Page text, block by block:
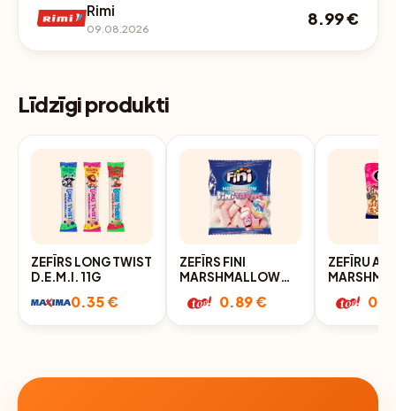
Rimi
09.08.2026
8.99 €
Līdzīgi produkti
ZEFĪRS LONG TWIST
D.E.M.I. 11G
0.35 €
ZEFĪRS FINI
MARSHMALLOW
0.89 €
ZEFĪRU